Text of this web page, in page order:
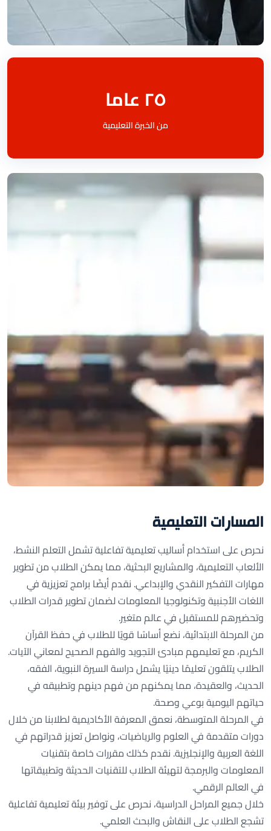
٢٥ عاما
من الخبرة التعليمية
المسارات التعليمية
نحرص على استخدام أساليب تعليمية تفاعلية تشمل التعلم النشط،
الألعاب التعليمية، والمشاريع البحثية، مما يمكن الطلاب من تطوير
مهارات التفكير النقدي والإبداعي. نقدم أيضًا برامج تعزيزية في
اللغات الأجنبية وتكنولوجيا المعلومات لضمان تطوير قدرات الطلاب
وتحضيرهم للمستقبل في عالم متغير.
من المرحلة الابتدائية، نضع أساسًا قويًا للطلاب في حفظ القرآن
الكريم، مع تعليمهم مبادئ التجويد والفهم الصحيح لمعاني الآيات.
الطلاب يتلقون تعليمًا دينيًا يشمل دراسة السيرة النبوية، الفقه،
الحديث، والعقيدة، مما يمكنهم من فهم دينهم وتطبيقه في
حياتهم اليومية بوعي وصحة.
في المرحلة المتوسطة، نعمق المعرفة الأكاديمية لطلابنا من خلال
دورات متقدمة في العلوم والرياضيات، ونواصل تعزيز قدراتهم في
اللغة العربية والإنجليزية. نقدم كذلك مقررات خاصة بتقنيات
المعلومات والبرمجة لتهيئة الطلاب للتقنيات الحديثة وتطبيقاتها
في العالم الرقمي.
خلال جميع المراحل الدراسية، نحرص على توفير بيئة تعليمية تفاعلية
تشجع الطلاب على النقاش والبحث العلمي.